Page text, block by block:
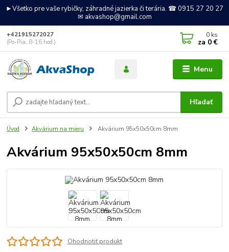
►Všetko pre vaše rybičky, záhradné jazierka či terária. ☎ 0915 27 20 27
✉ akvashop@gmail.com
Menu
Hľadať
+421915272027
(Po-Pia, 8-16 hod.)
0 ks
za 0 €
Úvod Akvárium na mieru Akvárium 95x50x50cm 8mm
Akvárium 95x50x50cm 8mm
Ohodnotiť produkt